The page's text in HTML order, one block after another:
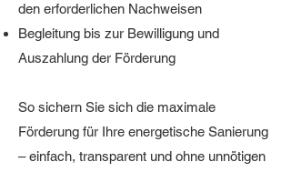
den erforderlichen Nachweisen
Begleitung bis zur Bewilligung und
Auszahlung der Förderung
So sichern Sie sich die maximale
Förderung für Ihre energetische Sanierung
– einfach, transparent und ohne unnötigen